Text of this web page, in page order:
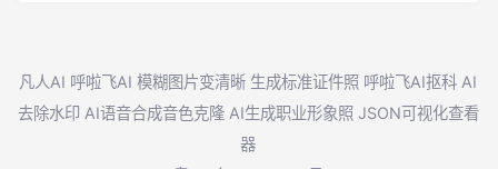
凡人AI 呼啦飞AI 模糊图片变清晰 生成标准证件照 呼啦飞AI抠科 AI
去除水印 AI语音合成音色克隆 AI生成职业形象照 JSON可视化查看
器